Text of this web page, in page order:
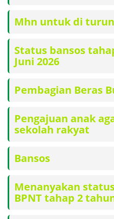
Mhn untuk di
Status bansos
Juni 2026
Pembagian Beras
Pengajuan anak
sekolah rakyat
Bansos
Menanyakan
BPNT tahap 2